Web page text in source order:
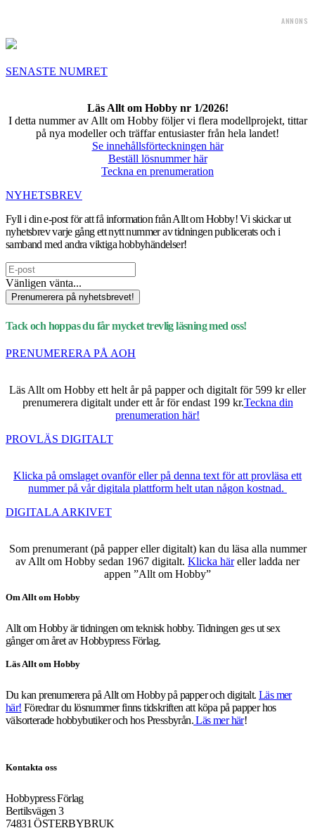
ANNONS
SENASTE NUMRET
Läs Allt om Hobby nr 1/2026!
I detta nummer av Allt om Hobby följer vi flera modellprojekt, tittar
på nya modeller och träffar entusiaster från hela landet!
Se innehållsförteckningen här
Beställ lösnummer här
Teckna en prenumeration
NYHETSBREV
Fyll i din e-post för att få information från Allt om Hobby! Vi skickar ut
nyhetsbrev varje gång ett nytt nummer av tidningen publicerats och i
samband med andra viktiga hobbyhändelser!
Vänligen vänta...
Prenumerera på nyhetsbrevet!
Tack och hoppas du får mycket trevlig läsning med oss!
PRENUMERERA PÅ AOH
Läs Allt om Hobby ett helt år på papper och digitalt för 599 kr eller
prenumerera digitalt under ett år för endast 199 kr.Teckna din
prenumeration här!
PROVLÄS DIGITALT
Klicka på omslaget ovanför eller på denna text för att provläsa ett
nummer på vår digitala plattform helt utan någon kostnad.
DIGITALA ARKIVET
Som prenumerant (på papper eller digitalt) kan du läsa alla nummer
av Allt om Hobby sedan 1967 digitalt. Klicka häreller ladda ner
appen ”Allt om Hobby”
Om Allt om Hobby
Allt om Hobby är tidningen om teknisk hobby. Tidningen ges ut sex
gånger om året av Hobbypress Förlag.
Läs Allt om Hobby
Du kan prenumerera på Allt om Hobby på papper och digitalt. Läs mer
här! Föredrar du lösnummer finns tidskriften att köpa på papper hos
välsorterade hobbybutiker och hos Pressbyrån.Läs mer här!
Kontakta oss
Hobbypress Förlag
Bertilsvägen 3
74831 ÖSTERBYBRUK